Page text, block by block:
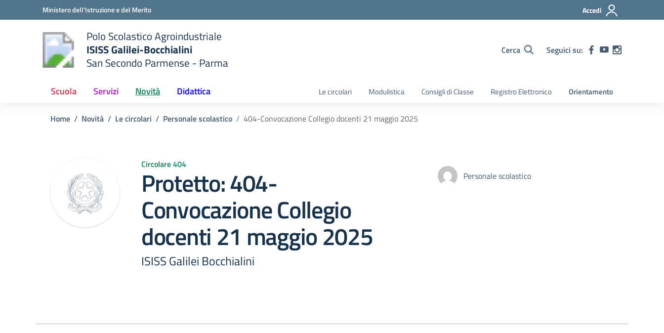
Vai ai contenuti
Vai al menu di navigazioneMinistero dell'Istruzione e del Merito Accedi
scuola
Polo Scolastico Agroindustriale
ISISS Galilei-Bocchialini
San Secondo Parmense - Parma
Cerca Seguici su:
Scuola Servizi Novità Didattica Le circolari Modulistica Consigli di Classe Registro Elettronico Orientamento
Home Novità Le circolari Personale scolastico 404-Convocazione Collegio docenti 21 maggio 2025
Circolare 404
Protetto: 404-
Convocazione Collegio
docenti 21 maggio 2025
ISISS Galilei Bocchialini
Personale scolastico